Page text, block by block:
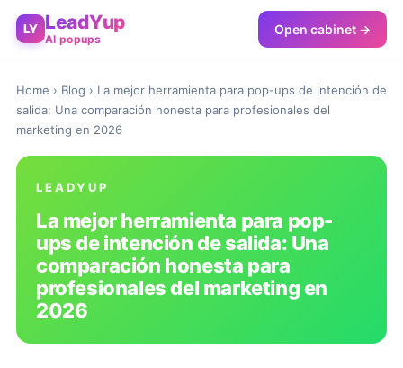
LY LeadYup
AI popups
Open cabinet →
Home › Blog › La mejor herramienta para pop-ups de intención de
salida: Una comparación honesta para profesionales del
marketing en 2026
LEADYUP
La mejor herramienta para pop-
ups de intención de salida: Una
comparación honesta para
profesionales del marketing en
2026